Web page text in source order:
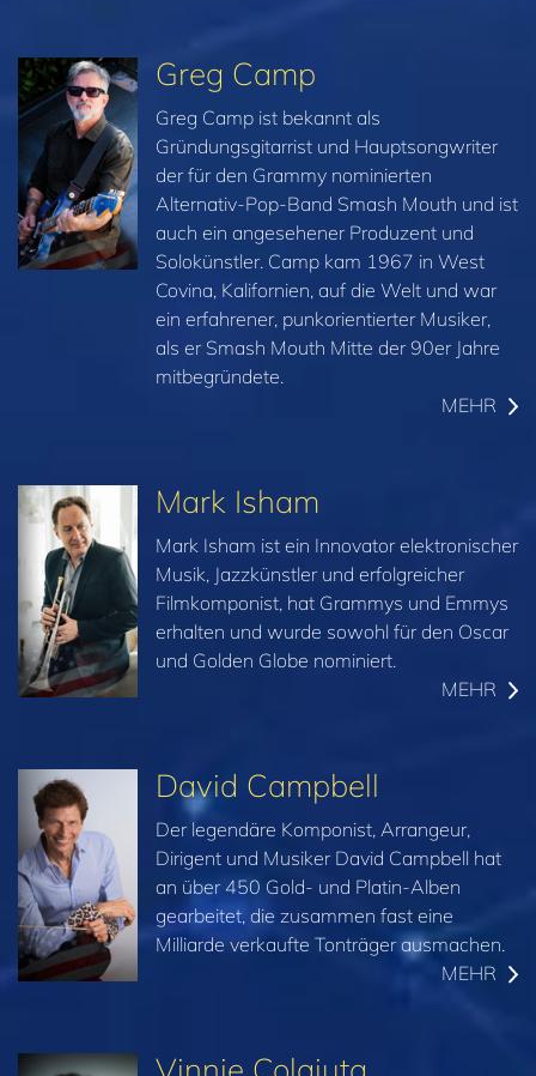
Greg Camp
Greg Camp ist bekannt als
Gründungsgitarrist und Hauptsongwriter
der für den Grammy nominierten
Alternativ-Pop-Band Smash Mouth und ist
auch ein angesehener Produzent und
Solokünstler. Camp kam 1967 in West
Covina, Kalifornien, auf die Welt und war
ein erfahrener, punkorientierter Musiker,
als er Smash Mouth Mitte der 90er Jahre
mitbegründete.
MEHR
Mark Isham
Mark Isham ist ein Innovator elektronischer
Musik, Jazzkünstler und erfolgreicher
Filmkomponist, hat Grammys und Emmys
erhalten und wurde sowohl für den Oscar
und Golden Globe nominiert.
MEHR
David Campbell
Der legendäre Komponist, Arrangeur,
Dirigent und Musiker David Campbell hat
an über 450 Gold- und Platin-Alben
gearbeitet, die zusammen fast eine
Milliarde verkaufte Tonträger ausmachen.
MEHR